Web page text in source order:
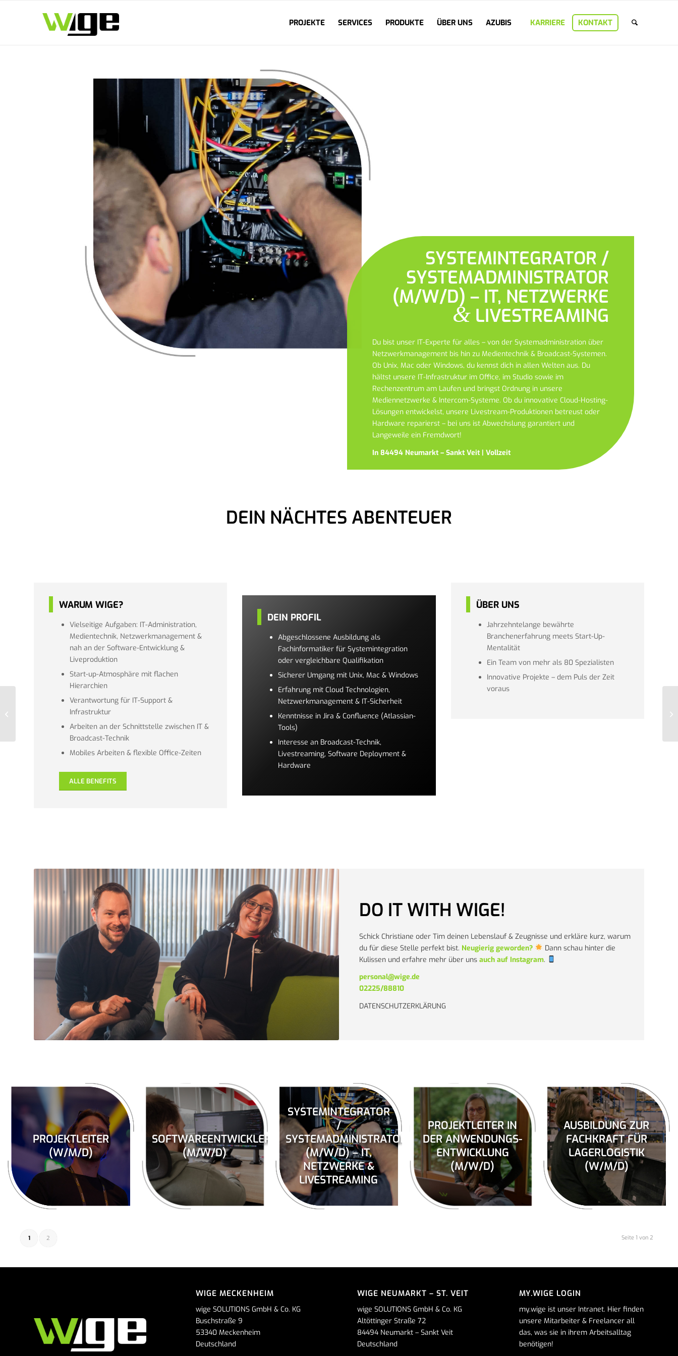
PROJEKTE SERVICES PRODUKTE ÜBER UNS AZUBIS KARRIERE KONTAKT
SYSTEMINTEGRATOR /
SYSTEMADMINISTRATOR
(M/W/D) – IT, NETZWERKE
&LIVESTREAMING
Du bist unser IT-Experte für alles – von der Systemadministration über
Netzwerkmanagement bis hin zu Medientechnik & Broadcast-Systemen.
Ob Unix, Mac oder Windows, du kennst dich in allen Welten aus. Du
hältst unsere IT-Infrastruktur im Office, im Studio sowie im
Rechenzentrum am Laufen und bringst Ordnung in unsere
Mediennetzwerke & Intercom-Systeme. Ob du innovative Cloud-Hosting-
Lösungen entwickelst, unsere Livestream-Produktionen betreust oder
Hardware reparierst – bei uns ist Abwechslung garantiert und
Langeweile ein Fremdwort!
In 84494 Neumarkt – Sankt Veit | Vollzeit
DEIN NÄCHTES ABENTEUER
WARUM WIGE?
Vielseitige Aufgaben: IT-Administration,
Medientechnik, Netzwerkmanagement &
nah an der Software-Entwicklung &
Liveproduktion
Start-up-Atmosphäre mit flachen
Hierarchien
Verantwortung für IT-Support &
Infrastruktur
Arbeiten an der Schnittstelle zwischen IT &
Broadcast-Technik
Mobiles Arbeiten & flexible Office-Zeiten
ALLE BENEFITS
DEIN PROFIL
Abgeschlossene Ausbildung als
Fachinformatiker für Systemintegration
oder vergleichbare Qualifikation
Sicherer Umgang mit Unix, Mac & Windows
Erfahrung mit Cloud Technologien,
Netzwerkmanagement & IT-Sicherheit
Kenntnisse in Jira & Confluence (Atlassian-
Tools)
Interesse an Broadcast-Technik,
Livestreaming, Software Deployment &
Hardware
ÜBER UNS
Jahrzehntelange bewährte
Branchenerfahrung meets Start-Up-
Mentalität
Ein Team von mehr als 80 Spezialisten
Innovative Projekte – dem Puls der Zeit
voraus
DO IT WITH WIGE!
Schick Christiane oder Tim deinen Lebenslauf & Zeugnisse und erkläre kurz, warum
du für diese Stelle perfekt bist. Neugierig geworden?
Dann schau hinter die
Kulissen und erfahre mehr über uns auch auf Instagram.
personal@wige.de
02225/88810
DATENSCHUTZERKLÄRUNG
PROJEKTLEITER
(W/M/D)
SOFTWAREENTWICKLER:IN
(M/W/D)
SYSTEMINTEGRATOR
/
SYSTEMADMINISTRATOR
(M/W/D) – IT,
NETZWERKE &
LIVESTREAMING
PROJEKTLEITER IN
DER ANWENDUNGS-
ENTWICKLUNG
(M/W/D)
AUSBILDUNG ZUR
FACHKRAFT FÜR
LAGERLOGISTIK
(W/M/D)
Seite 1 von 2
1 2
WIGE MECKENHEIM
wige SOLUTIONS GmbH & Co. KG
Buschstraße 9
53340 Meckenheim
Deutschland
WIGE NEUMARKT – ST. VEIT
wige SOLUTIONS GmbH & Co. KG
Altöttinger Straße 72
84494 Neumarkt – Sankt Veit
Deutschland
MY.WIGE LOGIN
my.wige ist unser Intranet. Hier finden
unsere Mitarbeiter & Freelancer all
das, was sie in ihrem Arbeitsalltag
benötigen!
Projektleiter in der
Entwicklung (m/w/d)